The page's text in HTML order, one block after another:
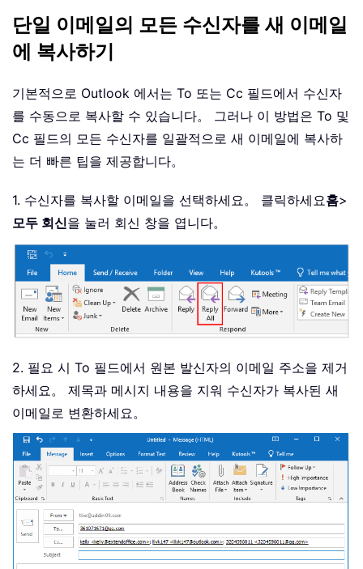
단일 이메일의 모든 수신자를 새 이메일
에 복사하기
기본적으로 Outlook 에서는 To 또는 Cc 필드에서 수신자
를 수동으로 복사할 수 있습니다。 그러나 이 방법은 To 및
Cc 필드의 모든 수신자를 일괄적으로 새 이메일에 복사하
는 더 빠른 팁을 제공합니다。
1. 수신자를 복사할 이메일을 선택하세요。 클릭하세요홈>
모두 회신을 눌러 회신 창을 엽니다。
2. 필요 시 To 필드에서 원본 발신자의 이메일 주소을 제거
하세요。 제목과 메시지 내용을 지워 수신자가 복사된 새
이메일로 변환하세요。